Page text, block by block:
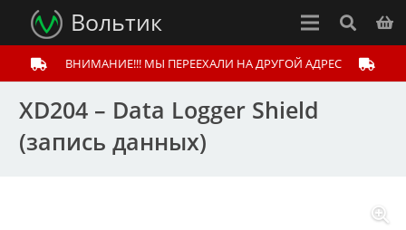
Вольтик
ВНИМАНИЕ!!! МЫ ПЕРЕЕХАЛИ НА ДРУГОЙ АДРЕС
XD204 – Data Logger Shield
(запись данных)